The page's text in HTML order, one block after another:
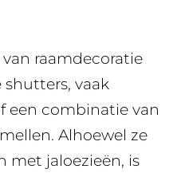
van raamdecoratie
vaak
een combinatie van
Alhoewel ze
met jaloezieën, is